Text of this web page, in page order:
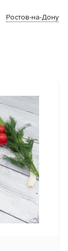
Ростов-на-Дону